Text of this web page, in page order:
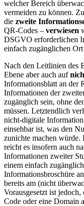
welcher Bereich
vermeiden zu können.
die zweite
QR-Codes – verwiesen
DSGVO erforderlichen
einfach zugänglichen
Nach den Leitlinien des
Ebene aber auch auf
Informationsblatt an der
Informationen der
zugänglich sein, ohne
müssen. Letztendlich
nicht-digitale Information
einsehbar ist, was den
zunichte machen würde.
reicht es insofern auch
Informationen zweiter
einem einfach
Informationsbroschüre
bereits am (nicht
Vorausgesetzt ist
Code oder eine Domain